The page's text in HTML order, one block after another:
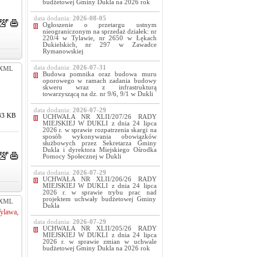
KB
budżetowej Gminy Dukla na 2026 rok
data dodania: 2026-08-05
Ogłoszenie o przetargu ustnym
nieograniczonym na sprzedaż działek: nr
220/4 w Tylawie, nr 2650 w Łękach
Dukielskich, nr 297 w Zawadce
Rymanowskiej
data dodania: 2026-07-31
Budowa pomnika oraz budowa muru
oporowego w ramach zadania budowy
skweru wraz z infrastrukturą
towarzyszącą na dz. nr 9/6, 9/1 w Dukli
data dodania: 2026-07-29
UCHWAŁA NR XLII/207/26 RADY
MIEJSKIEJ W DUKLI z dnia 24 lipca
2026 r. w sprawie rozpatrzenia skargi na
sposób wykonywania obowiązków
służbowych przez Sekretarza Gminy
Dukla i dyrektora Miejskiego Ośrodka
Pomocy Społecznej w Dukli
data dodania: 2026-07-29
UCHWAŁA NR XLII/206/26 RADY
MIEJSKIEJ W DUKLI z dnia 24 lipca
2026 r. w sprawie trybu prac nad
projektem uchwały budżetowej Gminy
Dukla
data dodania: 2026-07-29
UCHWAŁA NR XLII/205/26 RADY
MIEJSKIEJ W DUKLI z dnia 24 lipca
2026 r. w sprawie zmian w uchwale
budżetowej Gminy Dukla na 2026 rok